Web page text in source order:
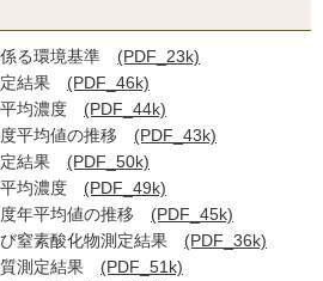
る環境基準 (PDF_23k)
結果 (PDF_46k)
均濃度 (PDF_44k)
平均値の推移 (PDF_43k)
結果 (PDF_50k)
均濃度 (PDF_49k)
年平均値の推移 (PDF_45k)
窒素酸化物測定結果 (PDF_36k)
測定結果 (PDF_51k)